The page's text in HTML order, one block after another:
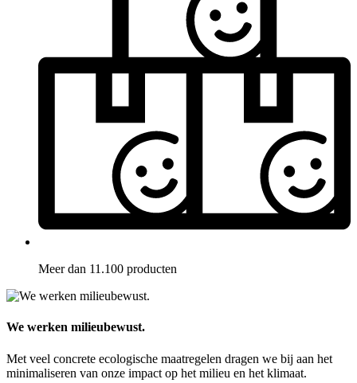
Meer dan 11.100 producten
We werken milieubewust.
Met veel concrete ecologische maatregelen dragen we bij aan het
minimaliseren van onze impact op het milieu en het klimaat.